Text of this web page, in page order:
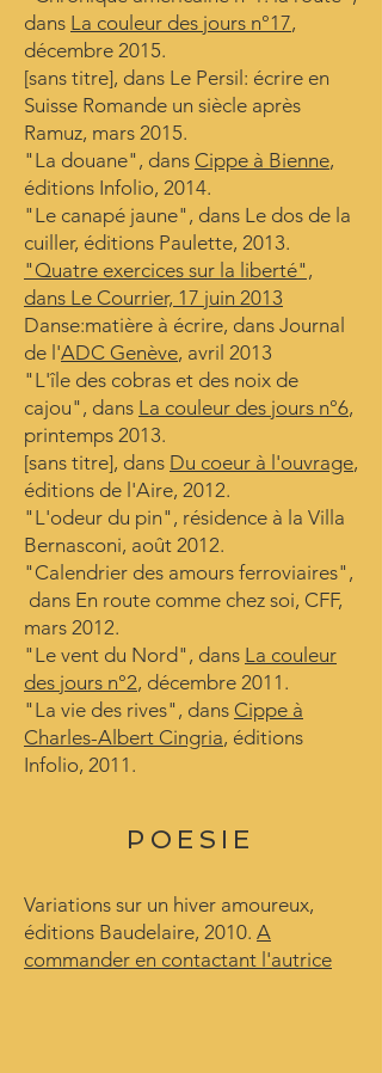
dans La couleur des jours n°17,
décembre 2015.
[sans titre], dans Le Persil: écrire en
Suisse Romande un siècle après
Ramuz, mars 2015.
"La douane", dans Cippe à Bienne,
éditions Infolio, 2014.
"Le canapé jaune", dans Le dos de la
cuiller, éditions Paulette, 2013.
"Quatre exercices sur la liberté",
dans Le Courrier, 17 juin 2013
Danse:matière à écrire, dans Journal
de l'ADC Genève, avril 2013
"L'île des cobras et des noix de
cajou", dans La couleur des jours n°6,
printemps 2013.
[sans titre], dans Du coeur à l'ouvrage,
éditions de l'Aire, 2012.
"L'odeur du pin", résidence à la Villa
Bernasconi, août 2012.
"Calendrier des amours ferroviaires",
dans En route comme chez soi, CFF,
mars 2012.
"Le vent du Nord", dans La couleur
des jours n°2, décembre 2011.
"La vie des rives", dans Cippe à
Charles-Albert Cingria, éditions
Infolio, 2011.
POESIE
Variations sur un hiver amoureux,
éditions Baudelaire, 2010. A
commander en contactant l'autrice